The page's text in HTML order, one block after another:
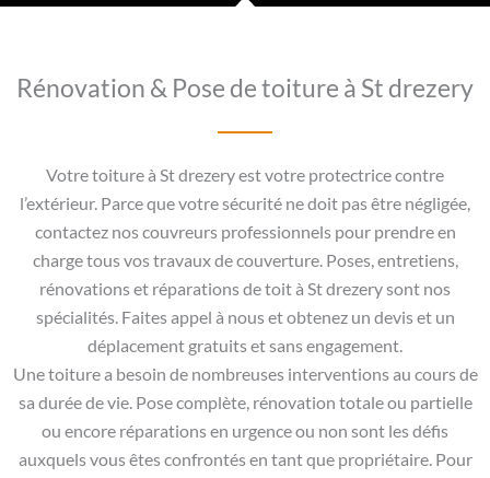
Rénovation & Pose de toiture à St drezery
Votre toiture à St drezery est votre protectrice contre
l’extérieur. Parce que votre sécurité ne doit pas être négligée,
contactez nos couvreurs professionnels pour prendre en
charge tous vos travaux de couverture. Poses, entretiens,
rénovations et réparations de toit à St drezery sont nos
spécialités. Faites appel à nous et obtenez un devis et un
déplacement gratuits et sans engagement.
Une toiture a besoin de nombreuses interventions au cours de
sa durée de vie. Pose complète, rénovation totale ou partielle
ou encore réparations en urgence ou non sont les défis
auxquels vous êtes confrontés en tant que propriétaire. Pour